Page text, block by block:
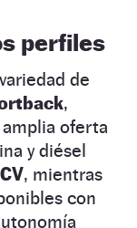
perfiles
de
,
oferta
y diésel
, mientras
con